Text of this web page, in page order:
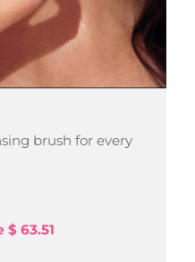
brush for every
$ 63.51
預計送達日期 8/13/26
8/10/26